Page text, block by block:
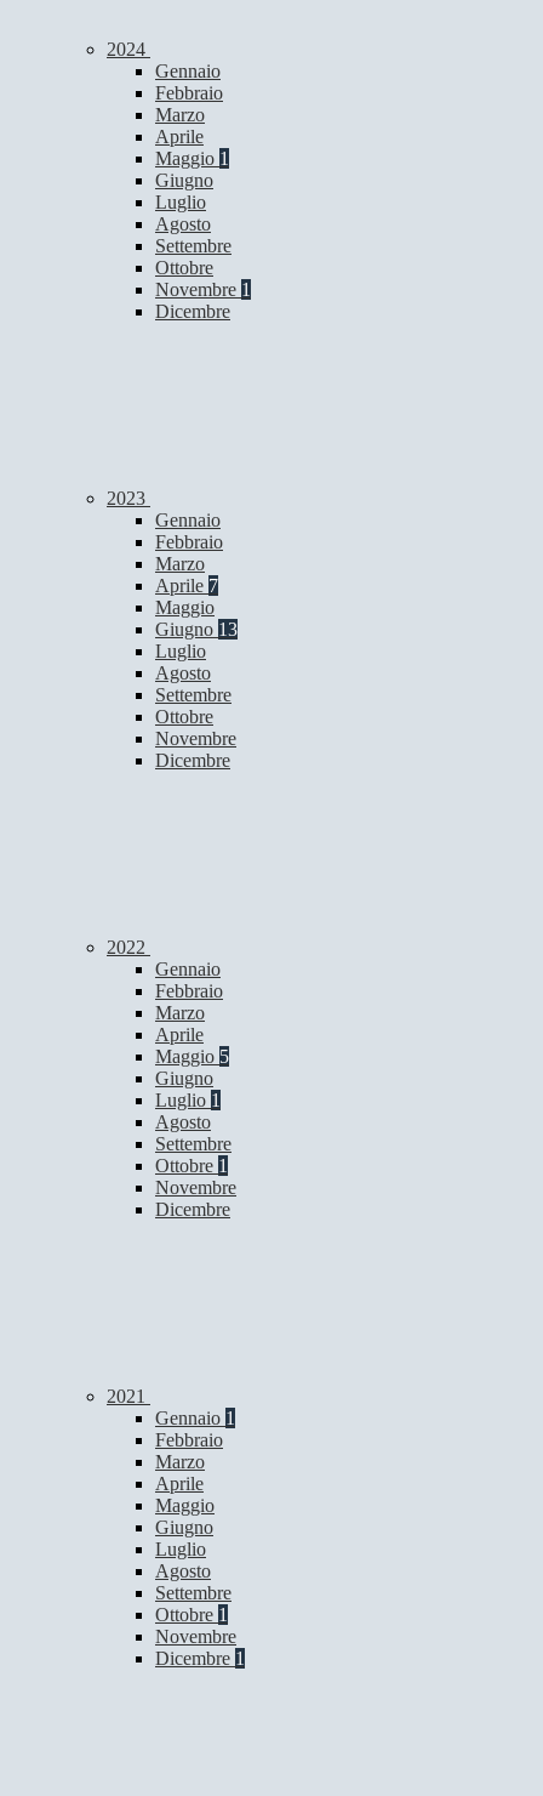
2024
Gennaio
Febbraio
Marzo
Aprile
Maggio 1
Giugno
Luglio
Agosto
Settembre
Ottobre
Novembre 1
Dicembre
2023
Gennaio
Febbraio
Marzo
Aprile 7
Maggio
Giugno 13
Luglio
Agosto
Settembre
Ottobre
Novembre
Dicembre
2022
Gennaio
Febbraio
Marzo
Aprile
Maggio 5
Giugno
Luglio 1
Agosto
Settembre
Ottobre 1
Novembre
Dicembre
2021
Gennaio 1
Febbraio
Marzo
Aprile
Maggio
Giugno
Luglio
Agosto
Settembre
Ottobre 1
Novembre
Dicembre 1